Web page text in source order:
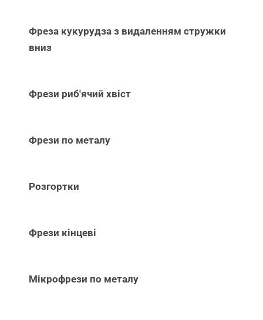
Фреза кукурудза з видаленням стружки
вниз
Фрези риб'ячий хвіст
Фрези по металу
Розгортки
Фрези кінцеві
Мікрофрези по металу